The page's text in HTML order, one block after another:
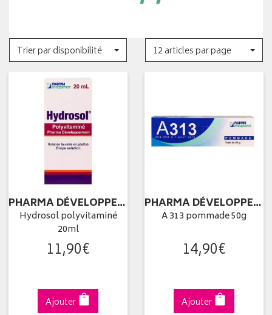
Trier par disponibilité 12 articles par page
PHARMA DÉVELOPPEMENT
Hydrosol polyvitaminé
20ml
11,90€
Ajouter
PHARMA DÉVELOPPEMENT
A 313 pommade 50g
14,90€
Ajouter